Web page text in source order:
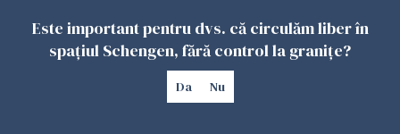
Este important pentru dvs. că circulăm liber în
spațiul Schengen, fără control la granițe?
Da Nu